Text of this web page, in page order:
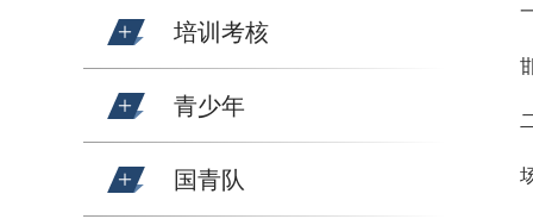
培训考核
青少年
国青队